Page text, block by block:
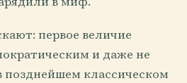
первое величие
и даже не
позднейшем классическом